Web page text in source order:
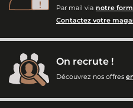
Par mail via notre
Contactez votre
On recrute !
Découvrez nos offres